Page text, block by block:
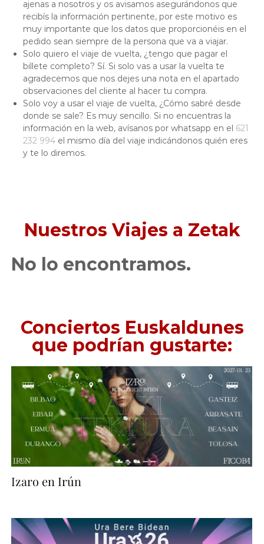
ajenas a nosotros y os avisamos asegurándonos que
recibís la información pertinente, por este motivo es
muy importante que los datos que proporcionéis en el
pedido sean siempre de la persona que va a viajar.
Solo quiero el viaje de vuelta, ¿tengo que pagar el
billete completo? Sí. Si solo vas a usar la vuelta te
agradecemos que nos dejes una nota en el apartado
observaciones del cliente al hacer tu compra.
Solo voy a usar el viaje de vuelta, ¿Cómo sabré desde
donde se sale? Es muy sencillo. Si no encuentras la
información en la web, avísanos por whatsapp en el 621
232 994el mismo día del viaje indicándonos quién eres
y te lo diremos.
Nuestros Viajes a Zetak
No lo encontramos.
Conciertos Euskaldunes
que podrían gustarte:
Izaro en Irún